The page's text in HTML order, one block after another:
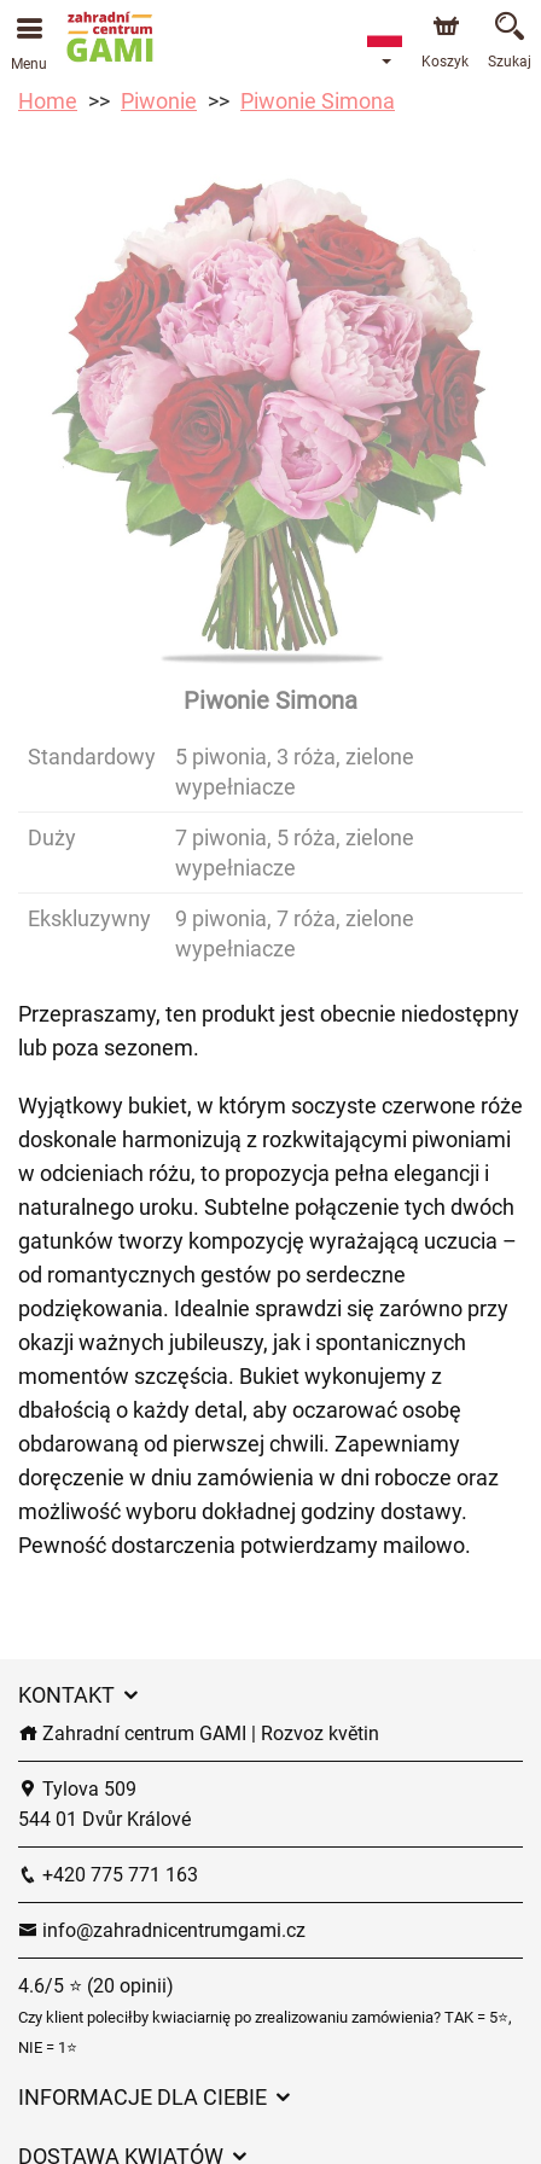
Menu Koszyk Szukaj
Home Piwonie Piwonie Simona
Piwonie Simona
Standardowy
5 piwonia, 3 róża, zielone
wypełniacze
Duży
7 piwonia, 5 róża, zielone
wypełniacze
Ekskluzywny
9 piwonia, 7 róża, zielone
wypełniacze
Przepraszamy, ten produkt jest obecnie niedostępny
lub poza sezonem.
Wyjątkowy bukiet, w którym soczyste czerwone róże
doskonale harmonizują z rozkwitającymi piwoniami
w odcieniach różu, to propozycja pełna elegancji i
naturalnego uroku. Subtelne połączenie tych dwóch
gatunków tworzy kompozycję wyrażającą uczucia –
od romantycznych gestów po serdeczne
podziękowania. Idealnie sprawdzi się zarówno przy
okazji ważnych jubileuszy, jak i spontanicznych
momentów szczęścia. Bukiet wykonujemy z
dbałością o każdy detal, aby oczarować osobę
obdarowaną od pierwszej chwili. Zapewniamy
doręczenie w dniu zamówienia w dni robocze oraz
możliwość wyboru dokładnej godziny dostawy.
Pewność dostarczenia potwierdzamy mailowo.
KONTAKT
Zahradní centrum GAMI | Rozvoz květin
Tylova 509
544 01 Dvůr Králové
+420 775 771 163
info@zahradnicentrumgami.cz
4.6/5 ⭐ (20 opinii)
Czy klient poleciłby kwiaciarnię po zrealizowaniu zamówienia? TAK = 5⭐,
NIE = 1⭐
INFORMACJE DLA CIEBIE
DOSTAWA KWIATÓW